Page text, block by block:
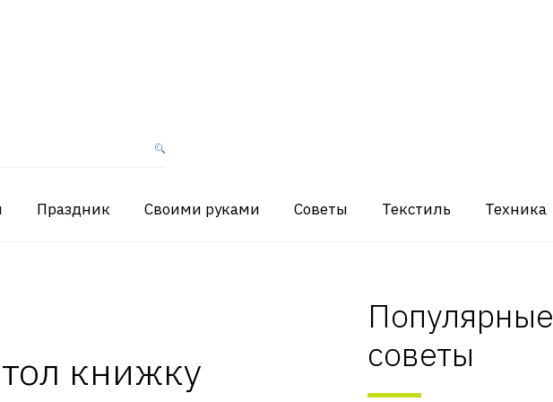
Праздник Своими руками Советы Текстиль Техника
книжку
Популярные
советы